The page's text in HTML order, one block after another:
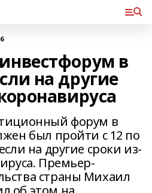
в
на другие
форум в
был пройти с 12 по
на другие сроки из-
Премьер-
страны Михаил